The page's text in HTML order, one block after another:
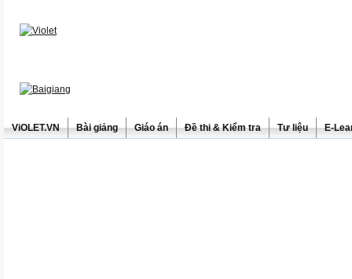
ViOLET.VN Bài giảng Giáo án Đề thi & Kiểm tra Tư liệu E-